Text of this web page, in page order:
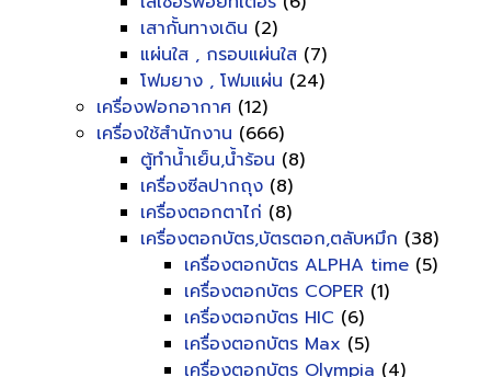
เสากั้นทางเดิน (2)
แผ่นใส , กรอบแผ่นใส (7)
โฟมยาง , โฟมแผ่น (24)
เครื่องฟอกอากาศ (12)
เครื่องใช้สำนักงาน (666)
ตู้ทำน้ำเย็น,น้ำร้อน (8)
เครื่องซีลปากถุง (8)
เครื่องตอกตาไก่ (8)
เครื่องตอกบัตร,บัตรตอก,ตลับหมึก (38)
เครื่องตอกบัตร ALPHA time (5)
เครื่องตอกบัตร COPER (1)
เครื่องตอกบัตร HIC (6)
เครื่องตอกบัตร Max (5)
เครื่องตอกบัตร Olympia (4)